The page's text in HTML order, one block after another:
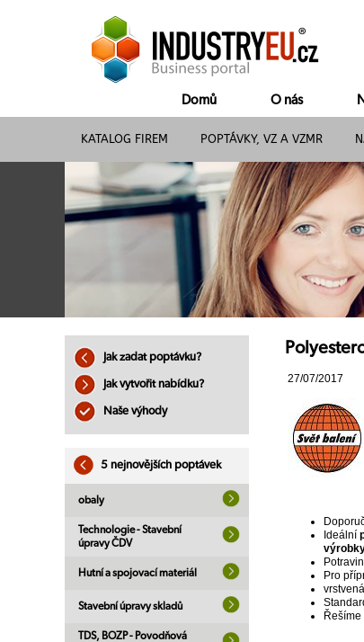
Domů O nás
KATALOG FIREM POPTÁVKY, VZ A VZMR
Jak zadat poptávku?
Jak vytvořit nabídku?
Naše výhody
5 nejnovějších poptávek
obaly
Technologie - Stavební
úpravy ČDV
Hutní a spojovací materiál
Stavební úpravy skladů
TDS, BOZP - Povodňová
27/07/2017
Ideální
Pro